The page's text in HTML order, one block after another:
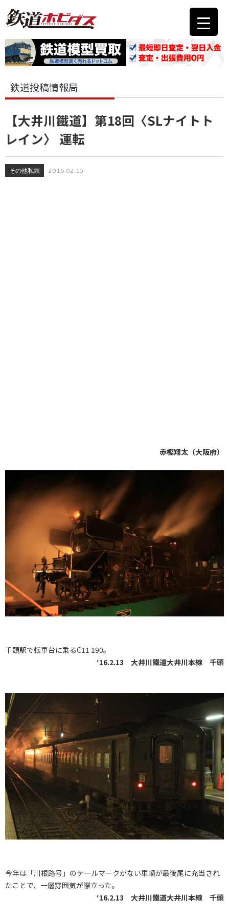
鉄道投稿情報局
【大井川鐵道】第18回〈SLナイトト
レイン〉 運転
その他私鉄 2016.02.15
赤樫翔太（大阪府）
千頭駅で転車台に乗るC11 190。
‘16.2.13 大井川鐵道大井川本線 千頭
今年は「川根路号」のテールマークがない車輌が最後尾に充当され
たことで、一層雰囲気が際立った。
‘16.2.13 大井川鐵道大井川本線 千頭